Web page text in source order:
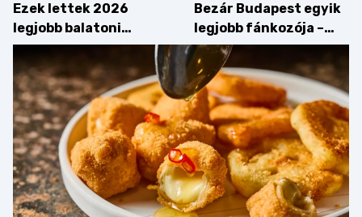
Ezek lettek 2026
legjobb balatoni
strandételei –
végigkóstoltuk a
győzteseket
Bezár Budapest egyik
legjobb fánkozója –
búcsúzik a Pampushka